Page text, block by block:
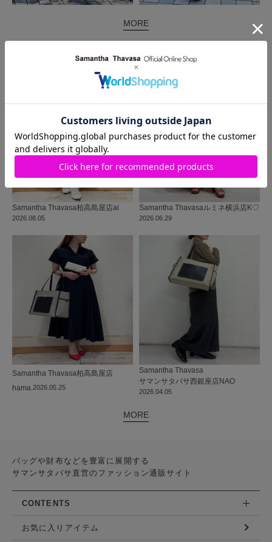
MORE
同じ商品を使った コーディネート
2026.08.05
Samantha Thavasa柏高島屋店ai
2026.06.29
Samantha Thavasaルミネ横浜店K♡
2026.05.25
Samantha Thavasa柏高島屋店
hama.
2026.04.05
Samantha Thavasa
サマンサタバサ西銀座店NAO
MORE
バッグや財布などを豊富に展開する
サマンサタバサ直営のファッション通販サイト
CONTENTS
お気に入りアイテム